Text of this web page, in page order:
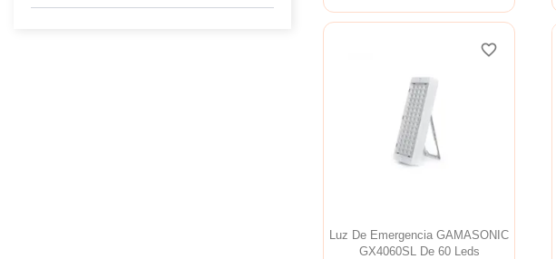
Luz De Emergencia GAMASONIC
GX4060SL De 60 Leds
favorite_border
favorite_border